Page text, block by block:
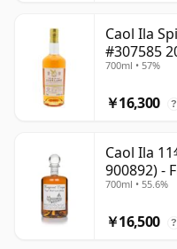
Caol Ila
#307585
700ml • 57%
￥16,300 ?
Caol Ila
900892) -
700ml • 55.6%
￥16,500 ?